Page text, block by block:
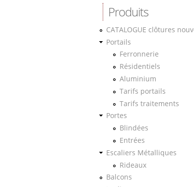
Produits
CATALOGUE clôtures
Portails
Ferronnerie
Résidentiels
Aluminium
Tarifs portails
Tarifs traitements
Portes
Blindées
Entrées
Escaliers Métalliques
Rideaux
Balcons